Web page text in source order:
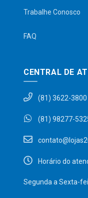
Trabalhe Conosco
FAQ
CENTRAL DE
(81) 3622-3800
(81) 98277-
Horário do
Segunda a Sexta-